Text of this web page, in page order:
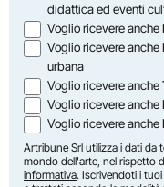
didattica ed eventi
Voglio ricevere anche
Voglio ricevere anche
urbana
Voglio ricevere anche
Voglio ricevere anche
Voglio ricevere anche
Artribune Srl utilizza i dati
mondo dell'arte, nel rispetto
informativa. Iscrivendoti i